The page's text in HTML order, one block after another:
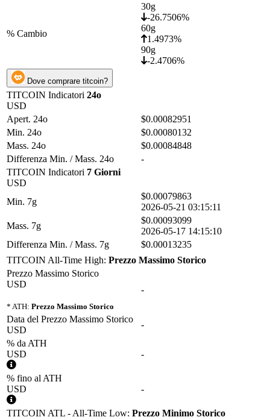
% Cambio
30g
-26.7506%
60g
1.4973%
90g
-2.4706%
Dove comprare titcoin?
TITCOIN Indicatori 24o
USD
Apert. 24o
$0.00082951
Min. 24o
$0.00080132
Mass. 24o
$0.00084848
Differenza Min. / Mass. 24o
-
TITCOIN Indicatori 7 Giorni
USD
Min. 7g
$0.00079863
2026-05-21 03:15:11
Mass. 7g
$0.00093099
2026-05-17 14:15:10
Differenza Min. / Mass. 7g
$0.00013235
TITCOIN All-Time High: Prezzo Massimo Storico
Prezzo Massimo Storico
USD
* ATH: Prezzo Massimo Storico
-
Data del Prezzo Massimo Storico
USD
-
% da ATH
USD
-
% fino al ATH
USD
-
TITCOIN ATL - All-Time Low: Prezzo Minimo Storico